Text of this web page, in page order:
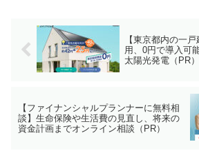
【東京都内の一
用、0円で導入可
太陽光発電（PR）
【ファイナンシャルプランナーに無料相
談】生命保険や生活費の見直し、将来の
資金計画までオンライン相談（PR）